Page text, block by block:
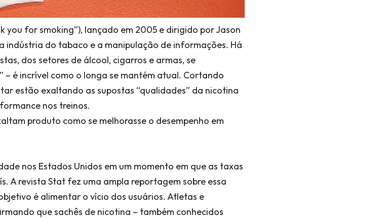
you for smoking”), lançado em 2005 e dirigido por Jason
indústria do tabaco e a manipulação de informações. Há
dos setores de álcool, cigarros e armas, se
é incrível como o longa se mantém atual. Cortando
estão exaltando as supostas “qualidades” da nicotina
nos treinos.
produto como se melhorasse o desempenho em
nos Estados Unidos em um momento em que as taxas
A revista Stat fez uma ampla reportagem sobre essa
é alimentar o vício dos usuários. Atletas e
que sachês de nicotina – também conhecidos